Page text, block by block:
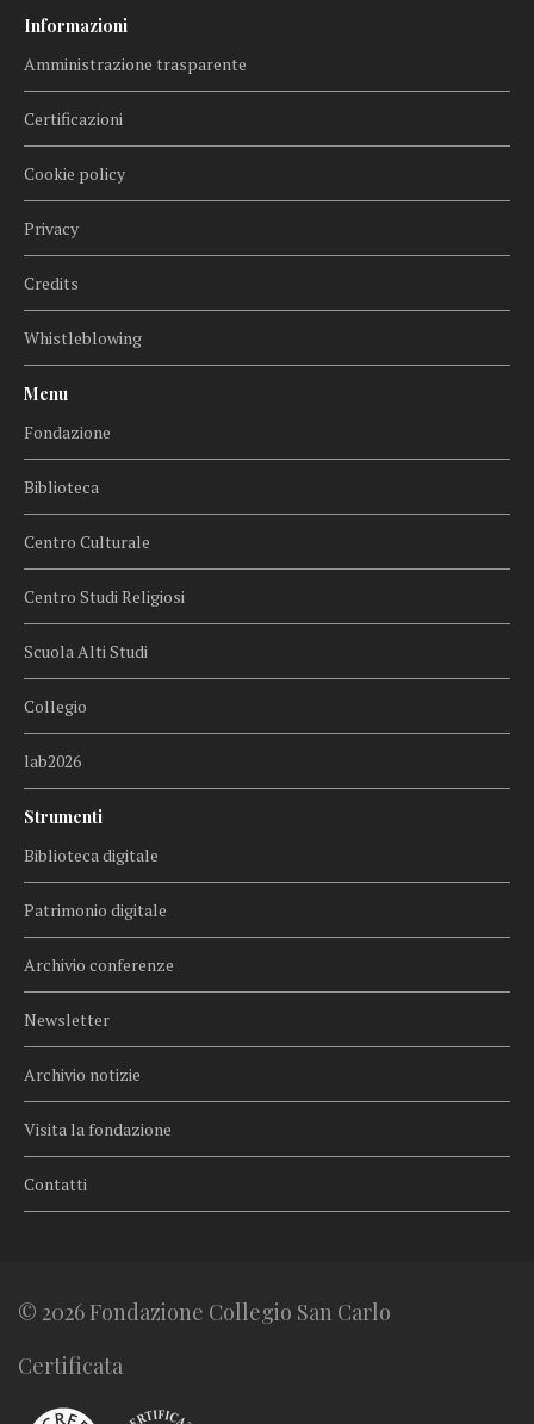
Informazioni
Amministrazione trasparente
Certificazioni
Cookie policy
Privacy
Credits
Whistleblowing
Menu
Fondazione
Biblioteca
Centro Culturale
Centro Studi Religiosi
Scuola Alti Studi
Collegio
lab2026
Strumenti
Biblioteca digitale
Patrimonio digitale
Archivio conferenze
Newsletter
Archivio notizie
Visita la fondazione
Contatti
© 2026 Fondazione Collegio San Carlo
Certificata